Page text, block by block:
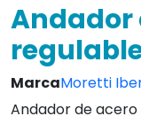
Andador
MarcaMoretti
Andador de